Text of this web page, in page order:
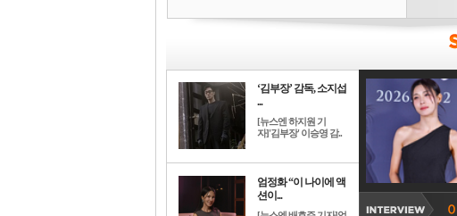
‘김부장’ 감독, 소지섭
...
[뉴스엔 하지원 기
자]'김부장' 이승영 감..
엄정화 “이 나이에 액
션이...